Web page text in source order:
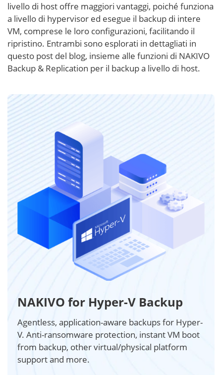
livello di host offre maggiori vantaggi, poiché funziona
a livello di hypervisor ed esegue il backup di intere
VM, comprese le loro configurazioni, facilitando il
ripristino. Entrambi sono esplorati in dettagliati in
questo post del blog, insieme alle funzioni di NAKIVO
Backup & Replication per il backup a livello di host.
NAKIVO for Hyper-V Backup
Agentless, application-aware backups for Hyper-
V. Anti-ransomware protection, instant VM boot
from backup, other virtual/physical platform
support and more.